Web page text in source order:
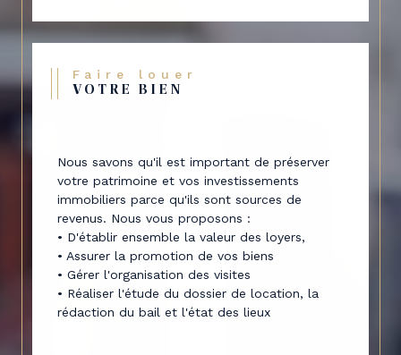
Faire louer
VOTRE BIEN
Nous savons qu'il est important de préserver
votre patrimoine et vos investissements
immobiliers parce qu'ils sont sources de
revenus. Nous vous proposons :
• D'établir ensemble la valeur des loyers,
• Assurer la promotion de vos biens
• Gérer l'organisation des visites
• Réaliser l'étude du dossier de location, la
rédaction du bail et l'état des lieux